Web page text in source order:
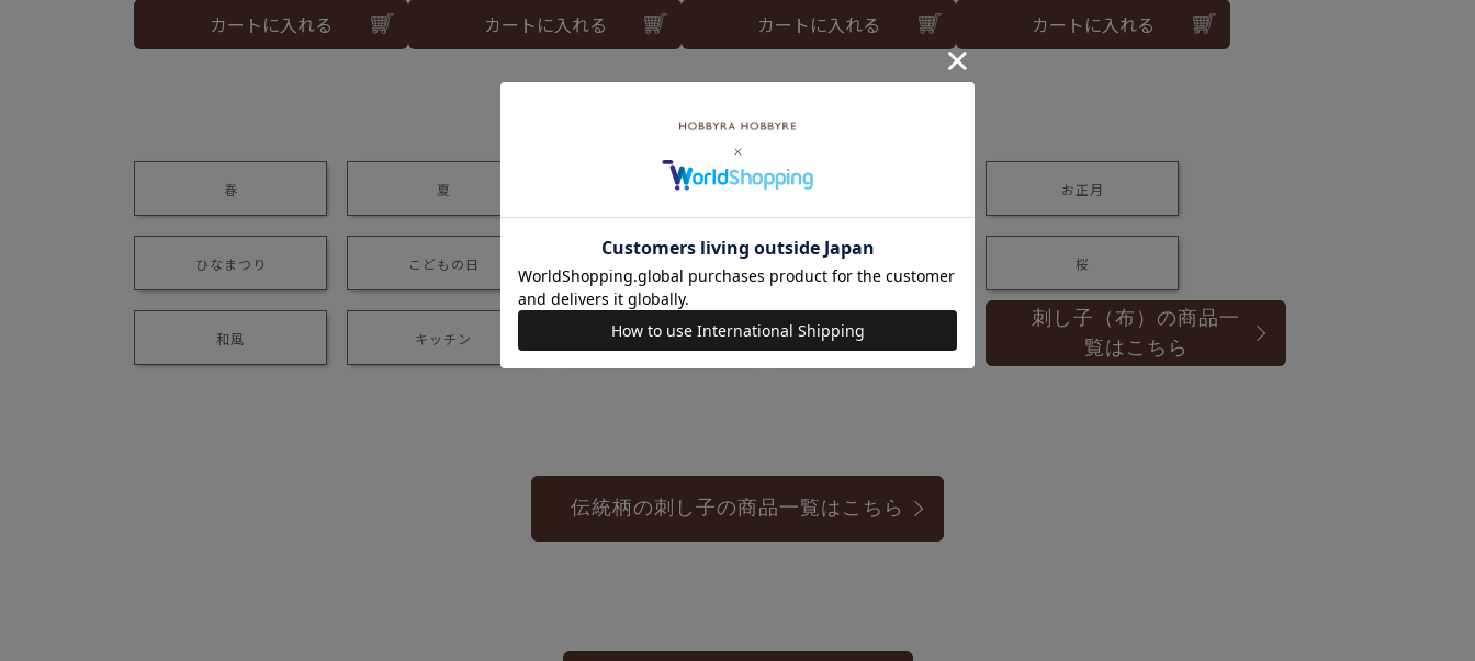
カートに入れる カートに入れる カートに入れる カートに入れる
春 夏 お正月
ひなまつり こどもの日 クリスマス 桜
和風 キッチン 動物 マイフェイバリット
刺し子（布）の商品一
覧はこちら
伝統柄の刺し子の商品一覧はこちら